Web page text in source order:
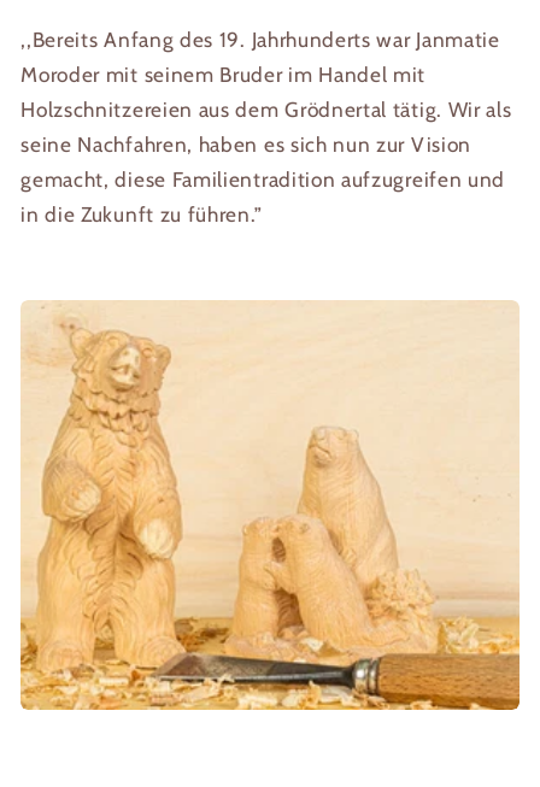
,,Bereits Anfang des 19. Jahrhunderts war Janmatie
Moroder mit seinem Bruder im Handel mit
Holzschnitzereien aus dem Grödnertal tätig. Wir als
seine Nachfahren, haben es sich nun zur Vision
gemacht, diese Familientradition aufzugreifen und
in die Zukunft zu führen.”